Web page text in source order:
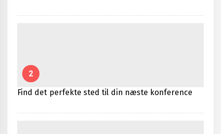
2
Find det perfekte sted til din næste konference